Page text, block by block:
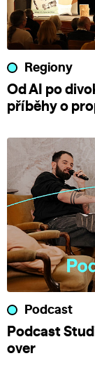
Regiony
Od AI po
příběhy o
Podcast
Podcast
over